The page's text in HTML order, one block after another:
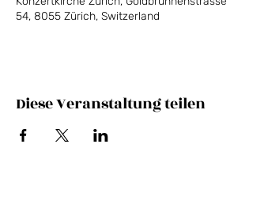
54, 8055 Zürich, Switzerland
Diese Veranstaltung teilen